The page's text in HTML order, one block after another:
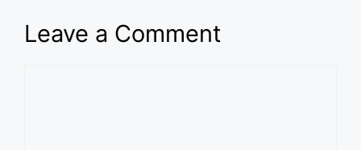
Leave a Comment